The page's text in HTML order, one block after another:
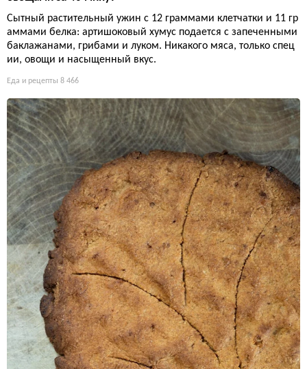
Сытный растительный ужин с 12 граммами клетчатки и 11 гр
аммами белка: артишоковый хумус подается с запеченными
баклажанами, грибами и луком. Никакого мяса, только спец
ии, овощи и насыщенный вкус.
Еда и рецепты 8 466